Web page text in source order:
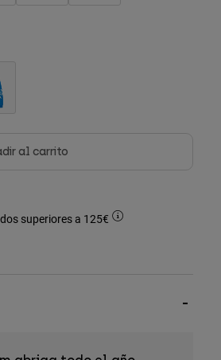
al carrito
superiores a 125€